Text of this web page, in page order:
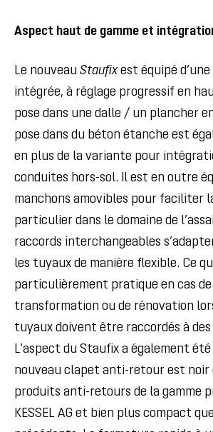
Aspect haut de gamme et
Le nouveau Staufixest équipé d’une
intégrée, à réglage progressif en
pose dans une dalle / un plancher
pose dans du béton étanche est
en plus de la variante pour
conduites hors-sol. Il est en outre
manchons amovibles pour faciliter
particulier dans le domaine de
raccords interchangeables
les tuyaux de manière flexible. Ce
particulièrement pratique en cas
transformation ou de rénovation
tuyaux doivent être raccordés à
L’aspect du Staufix a également été
nouveau clapet anti-retour est noir
produits anti-retours de la gamme
KESSEL AG et bien plus compact